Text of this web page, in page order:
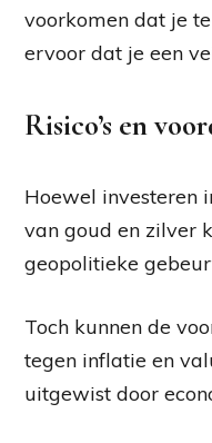
voorkomen dat je
ervoor dat je een
Risico’s en
Hoewel investeren
van goud en zilver
geopolitieke
Toch kunnen de
tegen inflatie en
uitgewist door